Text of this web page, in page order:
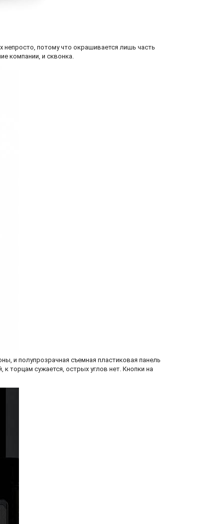
непросто, потому что окрашивается лишь часть
компании, и сквонка.
и полупрозрачная съемная пластиковая панель
торцам сужается, острых углов нет. Кнопки на